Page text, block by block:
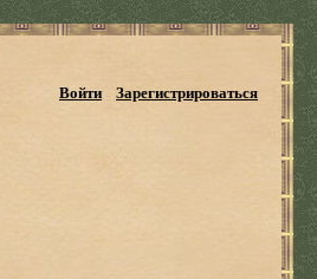
Войти Зарегистрироваться